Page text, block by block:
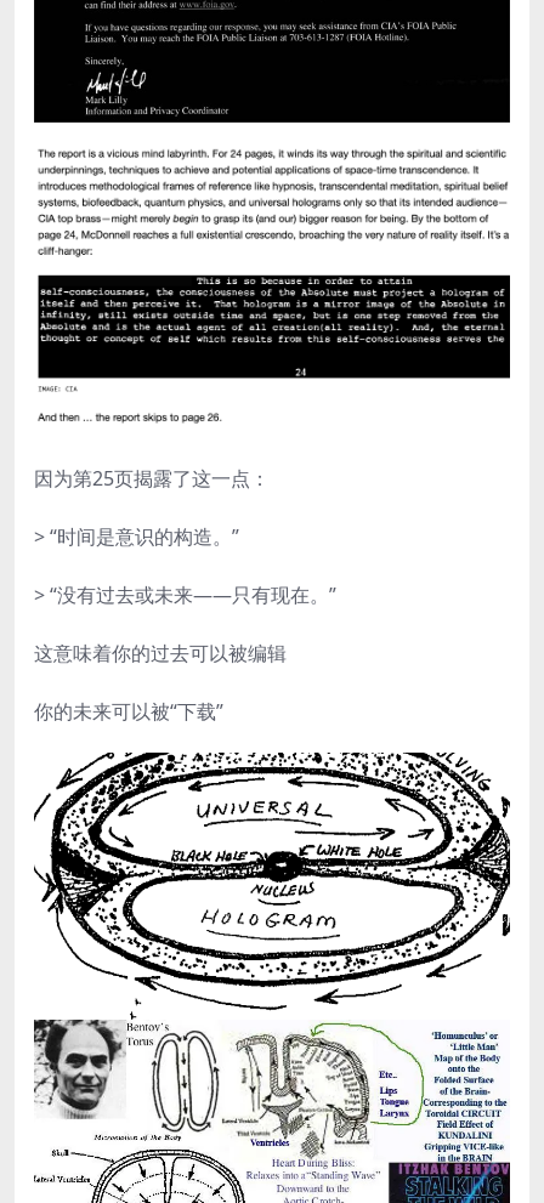
因为第25页揭露了这一点：
> “时间是意识的构造。”
> “没有过去或未来——只有现在。”
这意味着你的过去可以被编辑
你的未来可以被“下载”